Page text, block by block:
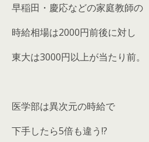
早稲田・慶応などの家庭教師の
時給相場は2000円前後に対し
東大は3000円以上が当たり前。
医学部は異次元の時給で
下手したら5倍も違う!?